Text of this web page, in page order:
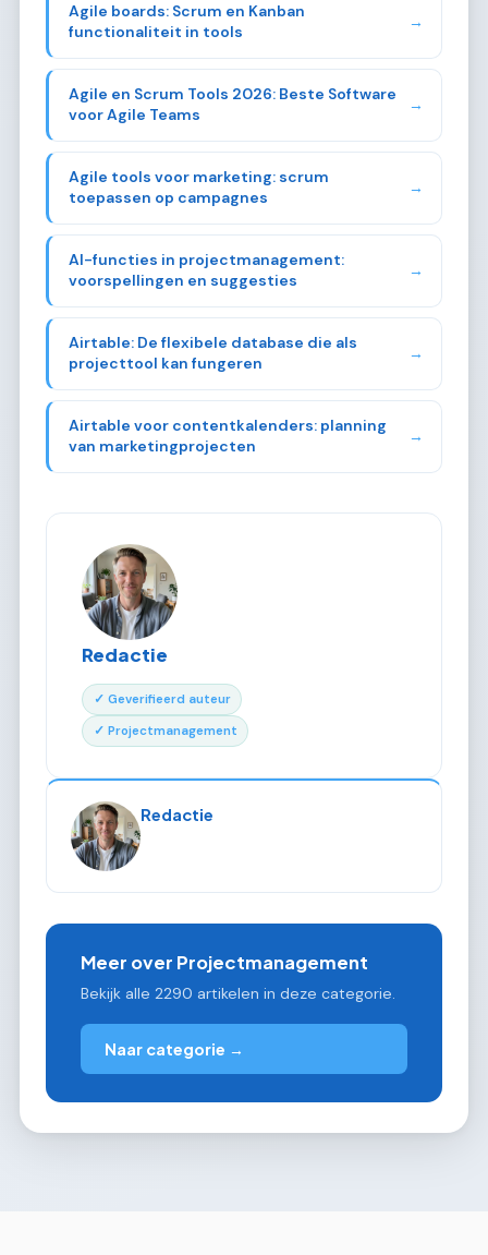
Agile boards: Scrum en Kanban
functionaliteit in tools
→
Agile en Scrum Tools 2026: Beste Software
voor Agile Teams
→
Agile tools voor marketing: scrum
toepassen op campagnes
→
AI-functies in projectmanagement:
voorspellingen en suggesties
→
Airtable: De flexibele database die als
projecttool kan fungeren
→
Airtable voor contentkalenders: planning
van marketingprojecten
→
Redactie
✓ Geverifieerd auteur
✓ Projectmanagement
Redactie
Meer over Projectmanagement
Bekijk alle 2290 artikelen in deze categorie.
Naar categorie →